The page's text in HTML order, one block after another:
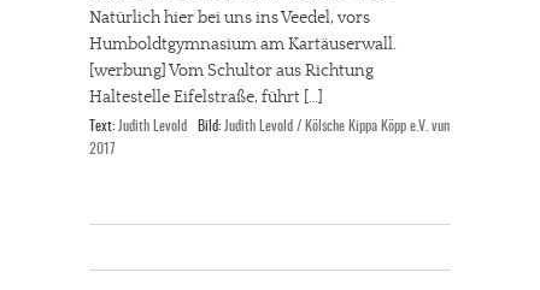
Natürlich hier bei uns ins Veedel, vors
Humboldtgymnasium am Kartäuserwall.
[werbung] Vom Schultor aus Richtung
Haltestelle Eifelstraße, führt […]
Text: Judith Levold Bild: Judith Levold / Kölsche Kippa Köpp e.V. vun
2017